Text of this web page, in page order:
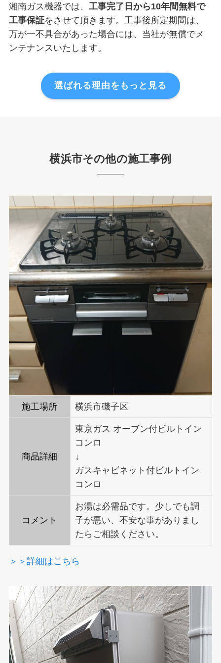
湘南ガス機器では、 工事完了日から10年間無料で
工事保証をさせて頂きます。工事後所定期間は、
万が一不具合があった場合には、当社が無償でメ
ンテナンスいたします。
選ばれる理由をもっと見る
横浜市その他の施工事例
施工場所 横浜市磯子区
商品詳細
東京ガス オーブン付ビルトイン
コンロ
↓
ガスキャビネット付ビルトイン
コンロ
コメント
お湯は必需品です。少しでも調
子が悪い、不安な事がありまし
たらご相談ください。
＞＞詳細はこちら